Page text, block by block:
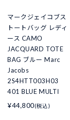
マークジェイコブス
トートバッグ レディ
ース CAMO
JACQUARD TOTE
BAG ブルー Marc
Jacobs
2S4HTT003H03
401 BLUE MULTI
¥44,800(税込)